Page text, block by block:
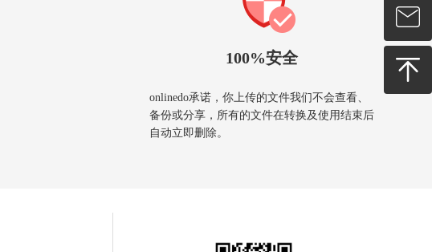
100%安全
onlinedo承诺，你上传的文件我们不会查看、
备份或分享，所有的文件在转换及使用结束后
自动立即删除。